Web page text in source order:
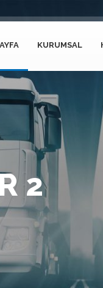
KURUMSAL
2